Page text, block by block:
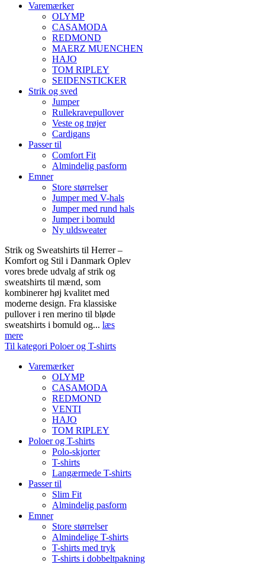
Varemærker
OLYMP
CASAMODA
REDMOND
MAERZ MUENCHEN
HAJO
TOM RIPLEY
SEIDENSTICKER
Strik og sved
Jumper
Rullekravepullover
Veste og trøjer
Cardigans
Passer til
Comfort Fit
Almindelig pasform
Emner
Store størrelser
Jumper med V-hals
Jumper med rund hals
Jumper i bomuld
Ny uldsweater
Strik og Sweatshirts til Herrer –
Komfort og Stil i Danmark Oplev
vores brede udvalg af strik og
sweatshirts til mænd, som
kombinerer høj kvalitet med
moderne design. Fra klassiske
pullover i ren merino til bløde
sweatshirts i bomuld og... læs
mere
Til kategori Poloer og T-shirts
Varemærker
OLYMP
CASAMODA
REDMOND
VENTI
HAJO
TOM RIPLEY
Poloer og T-shirts
Polo-skjorter
T-shirts
Langærmede T-shirts
Passer til
Slim Fit
Almindelig pasform
Emner
Store størrelser
Almindelige T-shirts
T-shirts med tryk
T-shirts i dobbeltpakning